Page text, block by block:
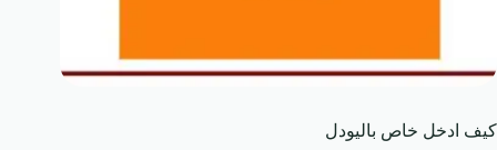
كيف ادخل خاص باليودل